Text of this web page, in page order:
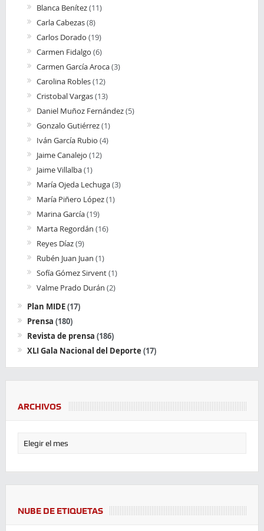
Blanca Benítez(11)
Carla Cabezas(8)
Carlos Dorado (19)
Carmen Fidalgo (6)
Carmen García Aroca(3)
Carolina Robles(12)
Cristobal Vargas(13)
Daniel Muñoz Fernández(5)
Gonzalo Gutiérrez(1)
Iván García Rubio (4)
Jaime Canalejo (12)
Jaime Villalba(1)
María Ojeda Lechuga(3)
María Piñero López(1)
Marina García(19)
Marta Regordán (16)
Reyes Díaz(9)
Rubén Juan Juan (1)
Sofía Gómez Sirvent(1)
Valme Prado Durán (2)
Plan MIDE(17)
Prensa (180)
Revista de prensa (186)
XLI Gala Nacional del Deporte (17)
ARCHIVOS
NUBE DE ETIQUETAS